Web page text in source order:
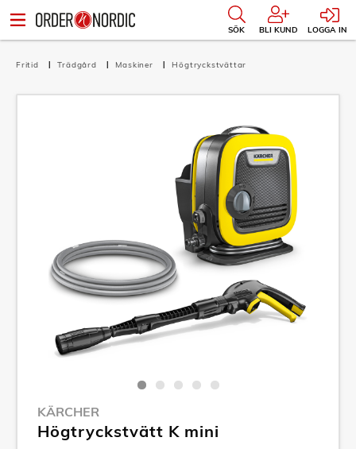
SÖK BLI KUND LOGGA IN
Fritid Trädgård Maskiner Högtryckstvättar
KÄRCHER
Högtryckstvätt K mini